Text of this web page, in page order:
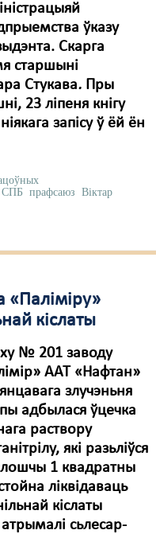
ўказу
Скарга
старшыні
Стукава. Пры
23 ліпеня кнігу
запісу ў ёй ён
СПБ прафсаюз Віктар
«Паліміру»
кіслаты
№ 201 заводу
ААТ «Нафтан»
злучэньня
адбылася ўцечка
раствору
які разьліўся
1 квадратны
ліквідаваць
кіслаты
сьлесар-